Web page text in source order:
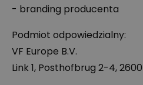
- branding producenta
Podmiot odpowiedzialny:
VF Europe B.V.
Link 1, Posthofbrug 2-4,